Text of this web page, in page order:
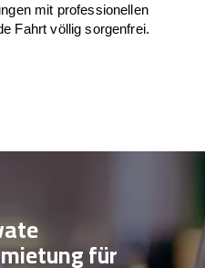
mit professionellen
Fahrt völlig sorgenfrei.
für